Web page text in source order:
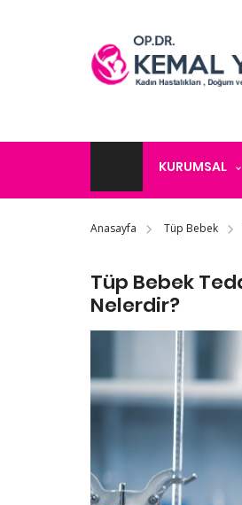
KURUMSAL
Anasayfa Tüp Bebek
Tüp Bebek
Nelerdir?